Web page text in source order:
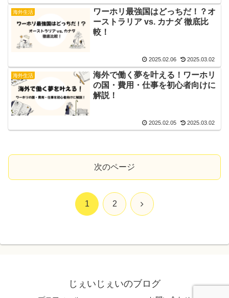
海外生活
ワーホリ最強国はどっちだ！？オ
ーストラリア vs. カナダ 徹底比
較！
2025.02.06 2025.03.02
海外生活
海外で働く夢を叶える！ワーホリ
の国・費用・仕事を初心者向けに
解説！
2025.02.05 2025.03.02
次のページ
1 2 次
じぇいじぇいのブログ